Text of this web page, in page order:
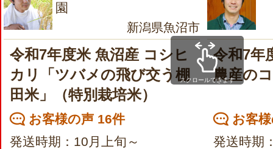
園
新潟県魚沼市
令和7年度米 魚沼産 コシヒ
カリ「ツバメの飛び交う棚
田米」（特別栽培米）
お客様の声 16件
発送時期：10月上旬～
令和7年
農産の
お客
発送時期
スクロールできます